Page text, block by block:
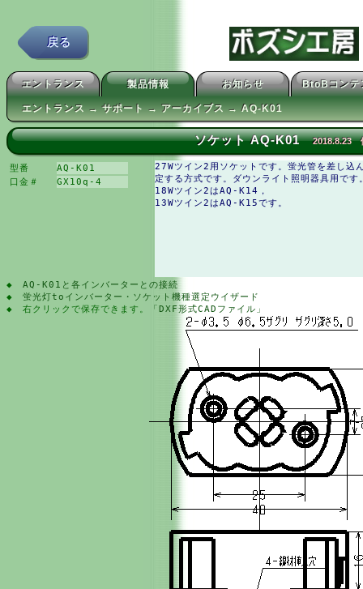
戻る
エントランス 製品情報 お知らせ BtoBコンテ
エントランス → サポート → アーカイブス → AQ-K01
ソケット AQ-K012018.8.23
型番
AQ-K01
口金＃
GX10q-4
27Wツイン2用ソケットです。蛍光管を差し込
定する方式です。ダウンライト照明器具用です
18Wツイン2はAQ-K14，
13Wツイン2はAQ-K15です。
◆ AQ-K01と各インバーターとの接続
◆ 蛍光灯toインバーター・ソケット機種選定ウイザード
◆ 右クリックで保存できます。
「DXF形式CADファイル」